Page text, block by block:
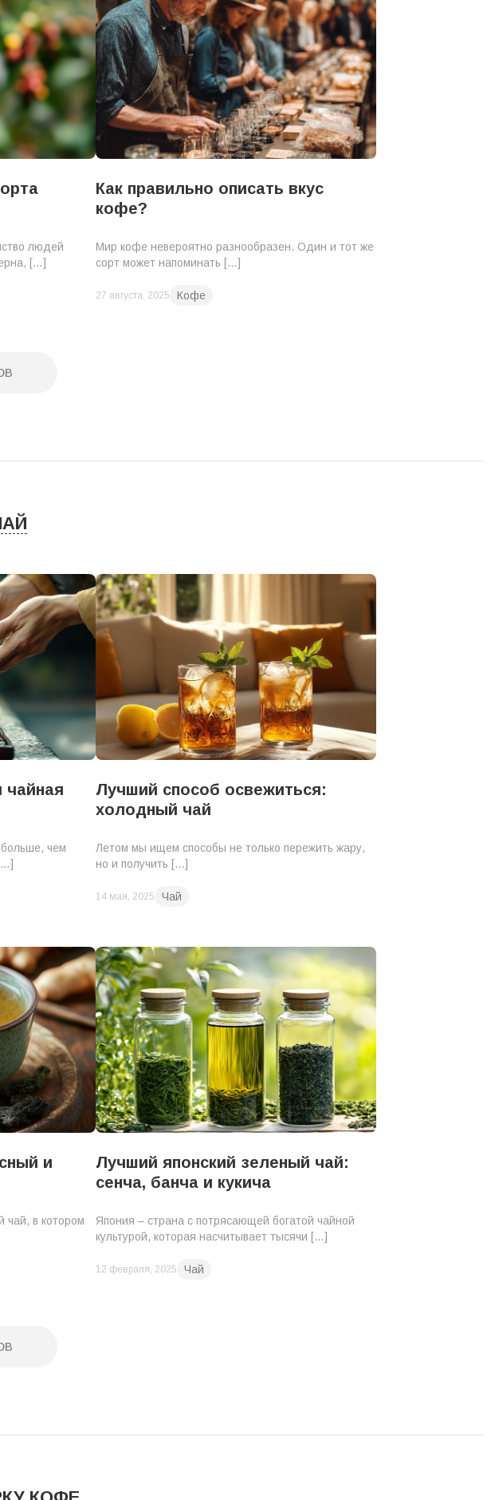
людей
[…]
Как правильно описать вкус
кофе?
Мир кофе невероятно разнообразен. Один и тот же
сорт может напоминать […]
27 августа, 2025 Кофе
чайная
чем
Лучший способ освежиться:
холодный чай
Летом мы ищем способы не только пережить жару,
но и получить […]
14 мая, 2025 Чай
и
чай, в котором
Лучший японский зеленый чай:
сенча, банча и кукича
Япония – страна с потрясающей богатой чайной
культурой, которая насчитывает тысячи […]
12 февраля, 2025 Чай